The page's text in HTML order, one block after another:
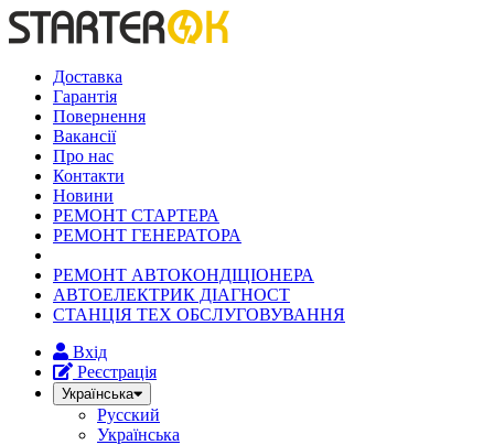
Доставка
Гарантія
Повернення
Вакансії
Про нас
Контакти
Новини
РЕМОНТ СТАРТЕРА
РЕМОНТ ГЕНЕРАТОРА
РЕМОНТ АВТОКОНДІЦІОНЕРА
АВТОЕЛЕКТРИК ДІАГНОСТ
СТАНЦІЯ ТЕХ ОБСЛУГОВУВАННЯ
Вхід
Реєстрація
Українська
Русский
Українська